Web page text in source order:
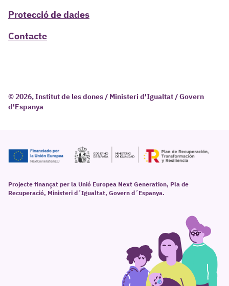
Protecció de dades
Contacte
© 2026, Institut de les dones / Ministeri d'Igualtat / Govern
d'Espanya
Projecte finançat per la Unió Europea Next Generation, Pla de
Recuperació, Ministeri d´Igualtat, Govern d´Espanya.